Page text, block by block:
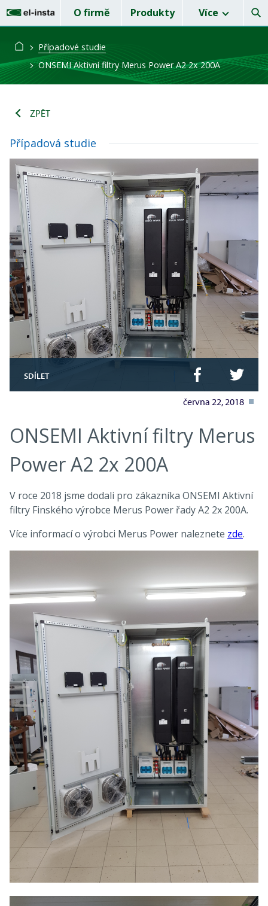
O firmě Produkty Více
Případové studie
ONSEMI Aktivní filtry Merus Power A2 2x 200A
ZPĚT
Případová studie
SDÍLET
června 22, 2018
ONSEMI Aktivní filtry Merus
Power A2 2x 200A
V roce 2018 jsme dodali pro zákazníka ONSEMI Aktivní
filtry Finského výrobce Merus Power řady A2 2x 200A.
Více informací o výrobci Merus Power naleznete zde.